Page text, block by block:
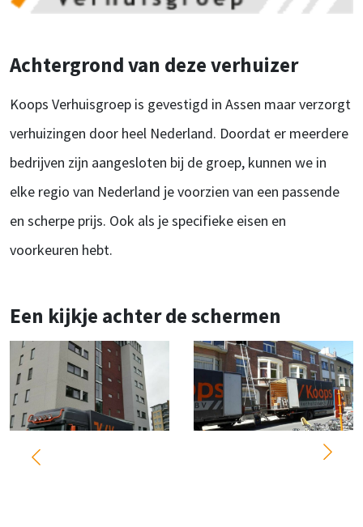
Achtergrond van deze verhuizer
Koops Verhuisgroep is gevestigd in Assen maar verzorgt
verhuizingen door heel Nederland. Doordat er meerdere
bedrijven zijn aangesloten bij de groep, kunnen we in
elke regio van Nederland je voorzien van een passende
en scherpe prijs. Ook als je specifieke eisen en
voorkeuren hebt.
Een kijkje achter de schermen